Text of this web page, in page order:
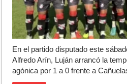
En el partido disputado este
Alfredo Arín, Luján arrancó la
agónica por 1 a 0 frente a